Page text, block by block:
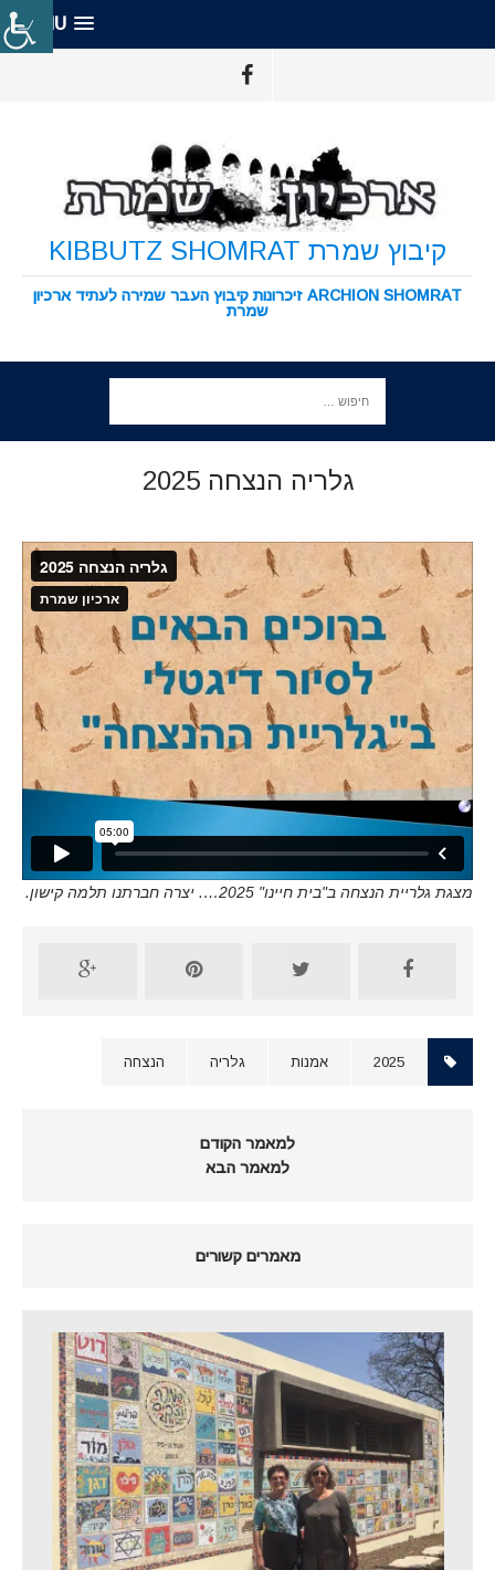
MENU
קיבוץ שמרת KIBBUTZ SHOMRAT
ARCHION SHOMRAT זיכרונות קיבוץ העבר שמירה לעתיד ארכיון
שמרת
גלריה הנצחה 2025
מצגת גלריית הנצחה ב"בית חיינו" 2025…. יצרה חברתנו תלמה קישון.
2025 אמנות גלריה הנצחה
למאמר הקודם
למאמר הבא
מאמרים קשורים